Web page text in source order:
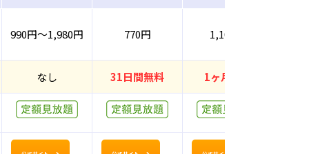
990円～1,980円 770円 1,100円
なし 31日間無料 1ヶ月無料